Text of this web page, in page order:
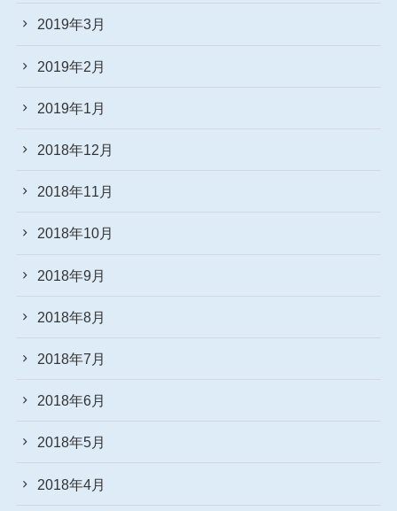
2019年3月
2019年2月
2019年1月
2018年12月
2018年11月
2018年10月
2018年9月
2018年8月
2018年7月
2018年6月
2018年5月
2018年4月